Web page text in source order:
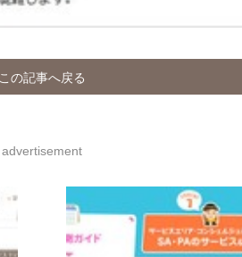
この記事へ戻る
advertisement